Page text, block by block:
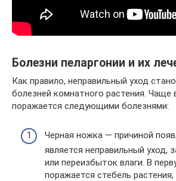
Болезни пеларгонии и их
Как правило, неправильный уход
болезней комнатного растения. Чаще
поражается следующими болезнями:
Черная ножка — причиной
является неправильный уход,
или переизбыток влаги. В
поражается стебель